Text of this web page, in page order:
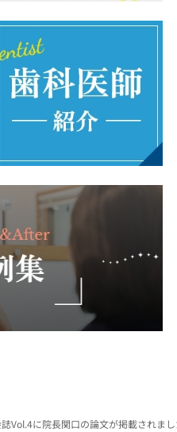
Vol.4に院長関口の論文が掲載されま